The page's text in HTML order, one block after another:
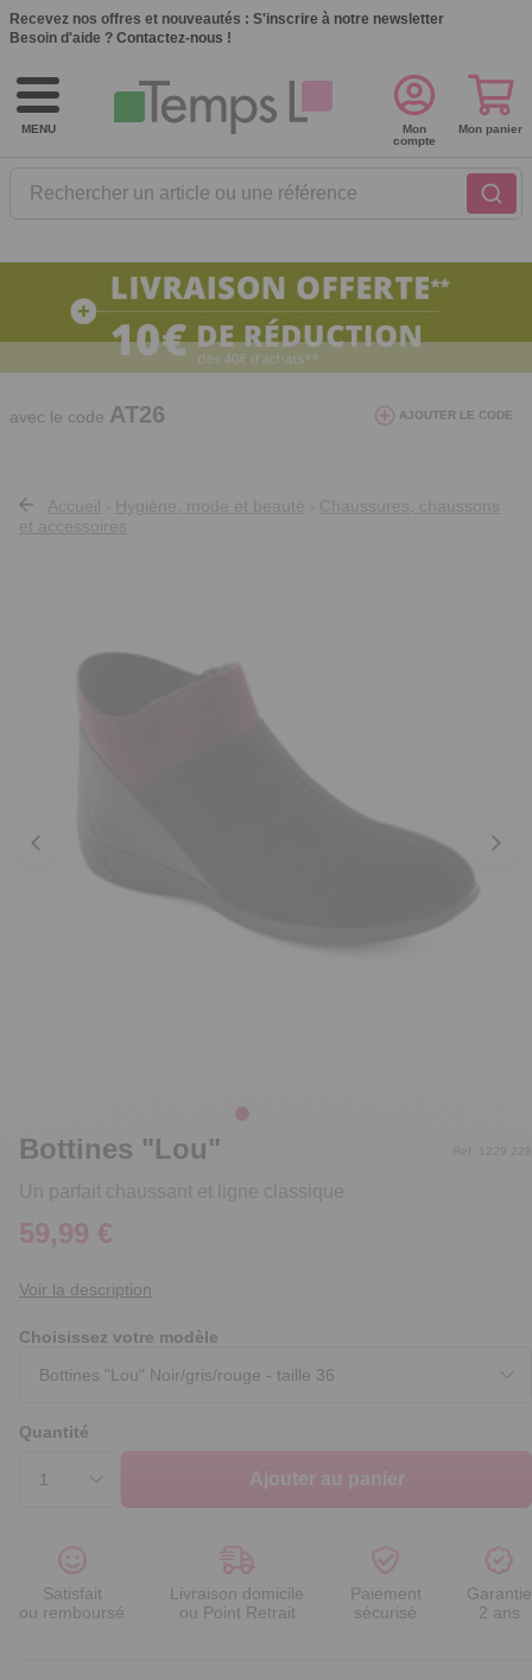
Recevez nos offres et nouveautés : S'inscrire à notre newsletter
Besoin d'aide ? Contactez-nous !
MENU
Rechercher un article ou une référence
Mon
compte
Mon panier
10€ de réduction dès 40€ d'achat. Offre
valable du 03/08/2026 au 12/08/2026.
avec le code AT26 AJOUTER LE CODE
Accueil Hygiène, mode et beauté
Chaussures, chaussons
et accessoires
Bottines "Lou"
Un parfait chaussant et ligne classique
Réf. 1229.228
59,99 €
Voir la description
Choisissez votre modèle
Quantité
Ajouter au panier
Satisfait
ou remboursé
Livraison domicile
ou Point Retrait
Paiement
sécurisé
Garantie
2 ans